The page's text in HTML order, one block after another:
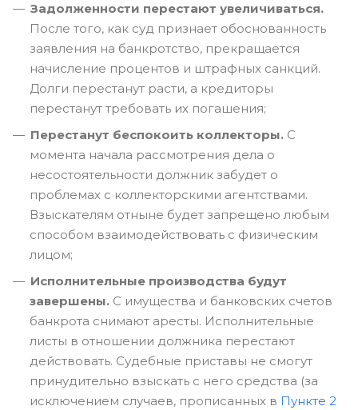
Задолженности перестают увеличиваться.
После того, как суд признает обоснованность
заявления на банкротство, прекращается
начисление процентов и штрафных санкций.
Долги перестанут расти, а кредиторы
перестанут требовать их погашения;
Перестанут беспокоить коллекторы. С
момента начала рассмотрения дела о
несостоятельности должник забудет о
проблемах с коллекторскими агентствами.
Взыскателям отныне будет запрещено любым
способом взаимодействовать с физическим
лицом;
Исполнительные производства будут
завершены. С имущества и банковских счетов
банкрота снимают аресты. Исполнительные
листы в отношении должника перестают
действовать. Судебные приставы не смогут
принудительно взыскать с него средства (за
исключением случаев, прописанных в Пункте 2